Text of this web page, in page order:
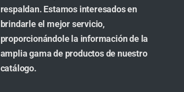
respaldan. Estamos interesados en
brindarle el mejor servicio,
proporcionándole la información de la
amplia gama de productos de nuestro
catálogo.